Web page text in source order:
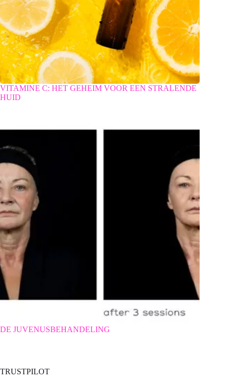
VITAMINE C: HET GEHEIM VOOR EEN STRALENDE
HUID
DE JUVENUSBEHANDELING
TRUSTPILOT